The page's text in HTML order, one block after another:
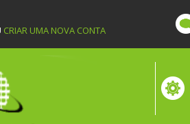
CRIAR UMA NOVA CONTA